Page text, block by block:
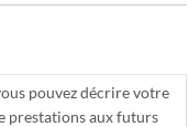
pouvez décrire votre
prestations aux futurs